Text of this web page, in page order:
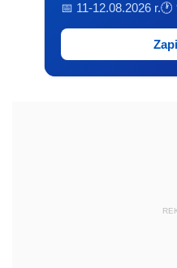
📅 11-12.08.2026 r.🕐